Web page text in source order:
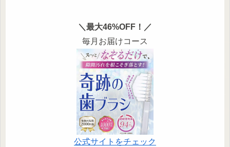
＼最大46%OFF！／
毎月お届けコース
公式サイトをチェック